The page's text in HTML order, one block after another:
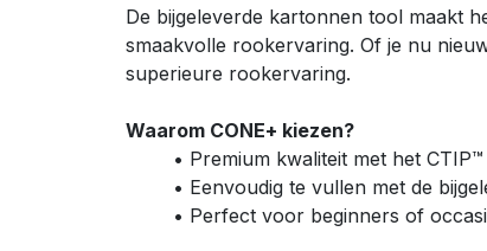
De bijgeleverde kartonnen tool maakt
smaakvolle rookervaring. Of je nu
superieure rookervaring.
Waarom CONE+ kiezen?
• Premium kwaliteit met het
• Eenvoudig te vullen met de
​• Perfect voor beginners of